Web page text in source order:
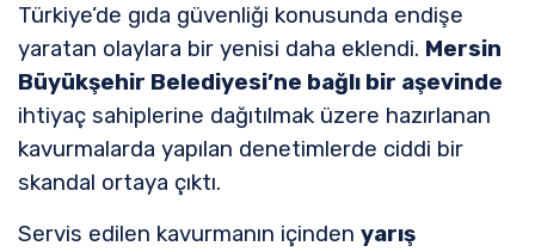
Türkiye’de gıda güvenliği konusunda endişe
yaratan olaylara bir yenisi daha eklendi. Mersin
Büyükşehir Belediyesi’ne bağlı bir aşevinde
ihtiyaç sahiplerine dağıtılmak üzere hazırlanan
kavurmalarda yapılan denetimlerde ciddi bir
skandal ortaya çıktı.
Servis edilen kavurmanın içinden yarış